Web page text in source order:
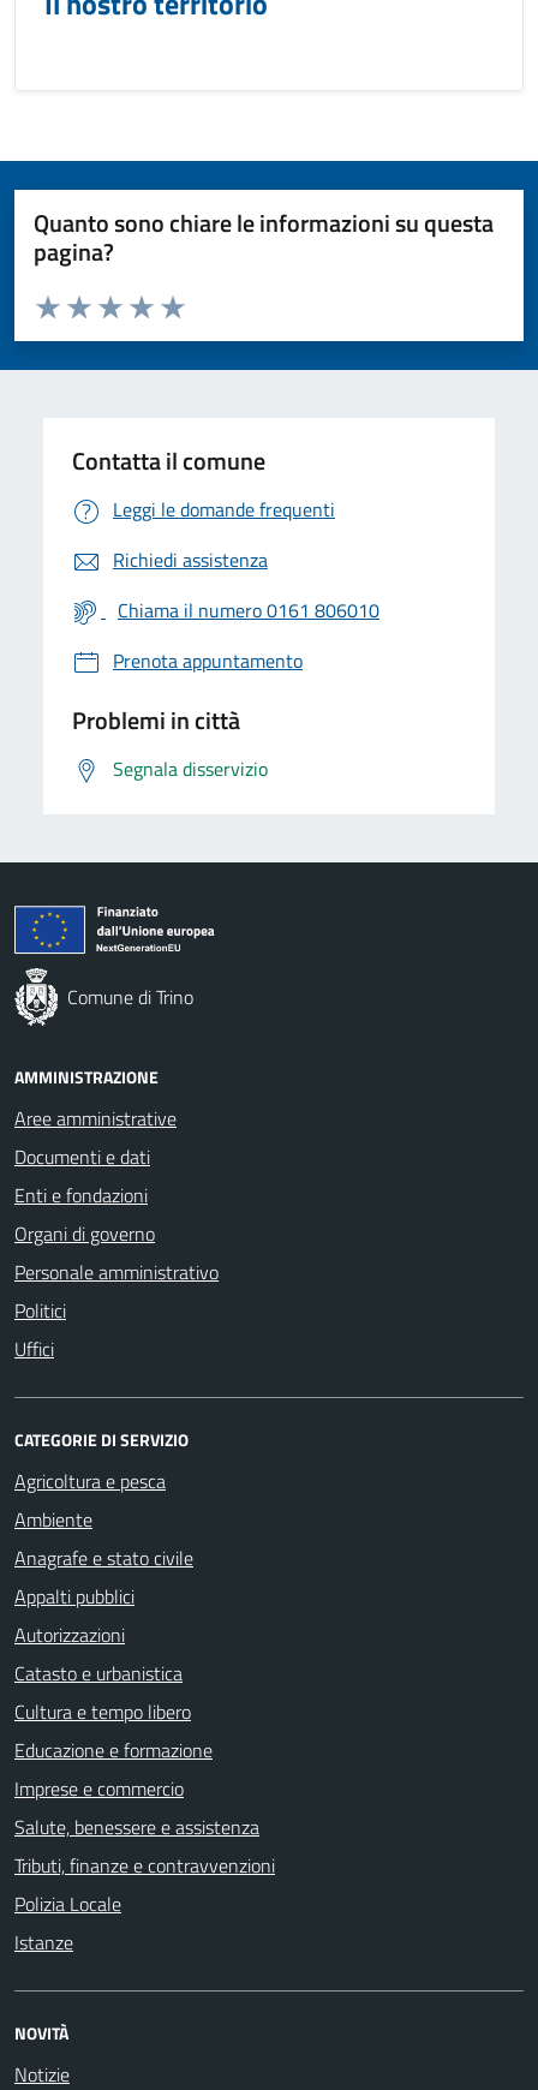
Quanto sono chiare le informazioni su questa
pagina?
Valuta da 1 a 5 stelle la pagina
Valuta 5 stelle su 5
Valuta 4 stelle su 5
Valuta 3 stelle su 5
Valuta 2 stelle su 5
Valuta 1 stelle su 5
Contatta il comune
Leggi le domande frequenti
Richiedi assistenza
Chiama il numero 0161 806010
Prenota appuntamento
Problemi in città
Segnala disservizio
Comune di Trino
AMMINISTRAZIONE
Aree amministrative
Documenti e dati
Enti e fondazioni
Organi di governo
Personale amministrativo
Politici
Uffici
CATEGORIE DI SERVIZIO
Agricoltura e pesca
Ambiente
Anagrafe e stato civile
Appalti pubblici
Autorizzazioni
Catasto e urbanistica
Cultura e tempo libero
Educazione e formazione
Imprese e commercio
Salute, benessere e assistenza
Tributi, finanze e contravvenzioni
Polizia Locale
Istanze
NOVITÀ
Notizie